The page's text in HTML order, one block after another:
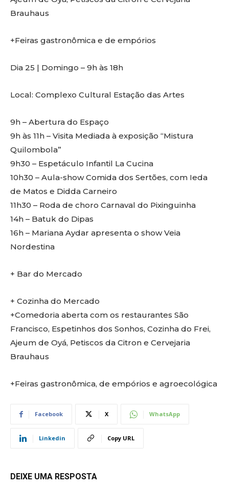
Brauhaus
+Feiras gastronômica e de empórios
Dia 25 | Domingo – 9h às 18h
Local: Complexo Cultural Estação das Artes
9h – Abertura do Espaço
9h às 11h – Visita Mediada à exposição “Mistura
Quilombola”
9h30 – Espetáculo Infantil La Cucina
10h30 – Aula-show Comida dos Sertões, com Ieda
de Matos e Didda Carneiro
11h30 – Roda de choro Carnaval do Pixinguinha
14h – Batuk do Dipas
16h – Mariana Aydar apresenta o show Veia
Nordestina
+ Bar do Mercado
+ Cozinha do Mercado
+Comedoria aberta com os restaurantes São
Francisco, Espetinhos dos Sonhos, Cozinha do Frei,
Ajeum de Oyá, Petiscos da Citron e Cervejaria
Brauhaus
+Feiras gastronômica, de empórios e agroecológica
Facebook X WhatsApp
Linkedin Copy URL
DEIXE UMA RESPOSTA